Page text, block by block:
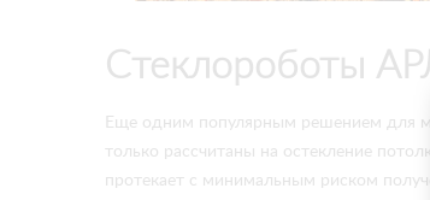
Cтеклороботы
Еще одним популярным решением для
только рассчитаны на остекление
протекает с минимальным риском